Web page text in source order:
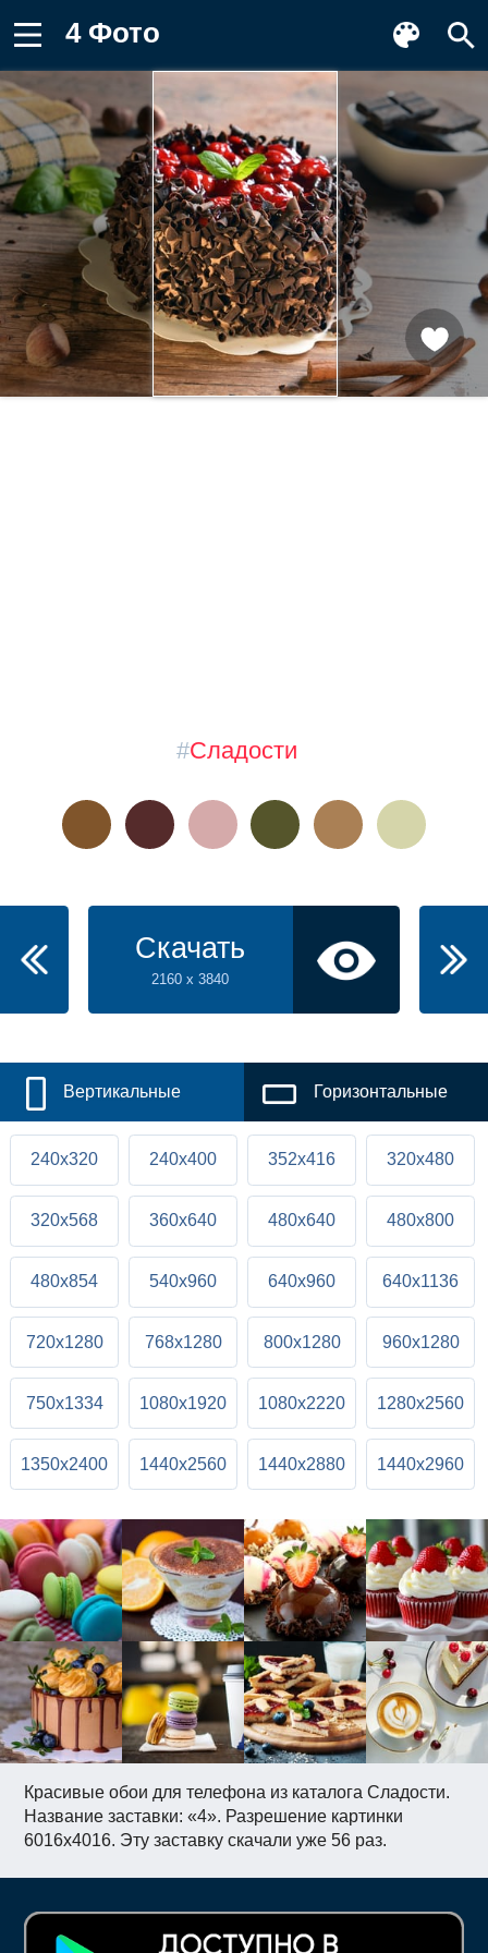
4 Фото
Красивые обои для телефона из каталога Сладости.
Название заставки: «4». Разрешение картинки
6016x4016. Эту заставку скачали уже 56 раз.
#Сладости
Скачать
2160 x 3840
Вертикальные Горизонтальные
240x320 240x400 352x416 320x480
320x568 360x640 480x640 480x800
480x854 540x960 640x960 640x1136
720x1280 768x1280 800x1280 960x1280
750x1334 1080x1920 1080x2220 1280x2560
1350x2400 1440x2560 1440x2880 1440x2960